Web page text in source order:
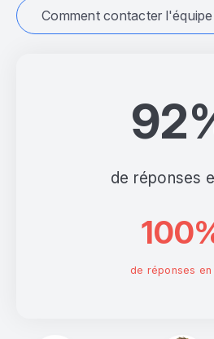
de réponses
de réponses en
Comment contacter